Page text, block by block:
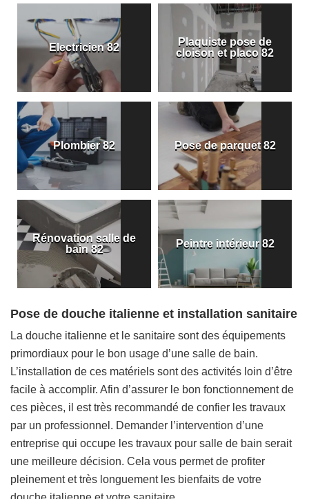
Electricien 82
Plaquiste pose de
cloison et placo 82
Plombier 82 Pose de parquet 82
Rénovation salle de
bain 82
Peintre intérieur 82
Pose de douche italienne et installation sanitaire
La douche italienne et le sanitaire sont des équipements
primordiaux pour le bon usage d’une salle de bain.
L’installation de ces matériels sont des activités loin d’être
facile à accomplir. Afin d’assurer le bon fonctionnement de
ces pièces, il est très recommandé de confier les travaux
par un professionnel. Demander l’intervention d’une
entreprise qui occupe les travaux pour salle de bain serait
une meilleure décision. Cela vous permet de profiter
pleinement et très longuement les bienfaits de votre